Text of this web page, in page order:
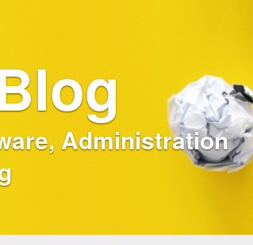
Administration